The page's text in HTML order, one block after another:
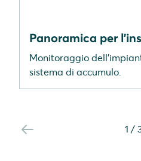
Panoramica per
Monitoraggio
sistema di accumulo.
1 /